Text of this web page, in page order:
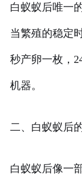
白蚁蚁后唯一
当繁殖的稳定
秒产卵一枚，
机器。
二、白蚁蚁后
白蚁蚁后像一